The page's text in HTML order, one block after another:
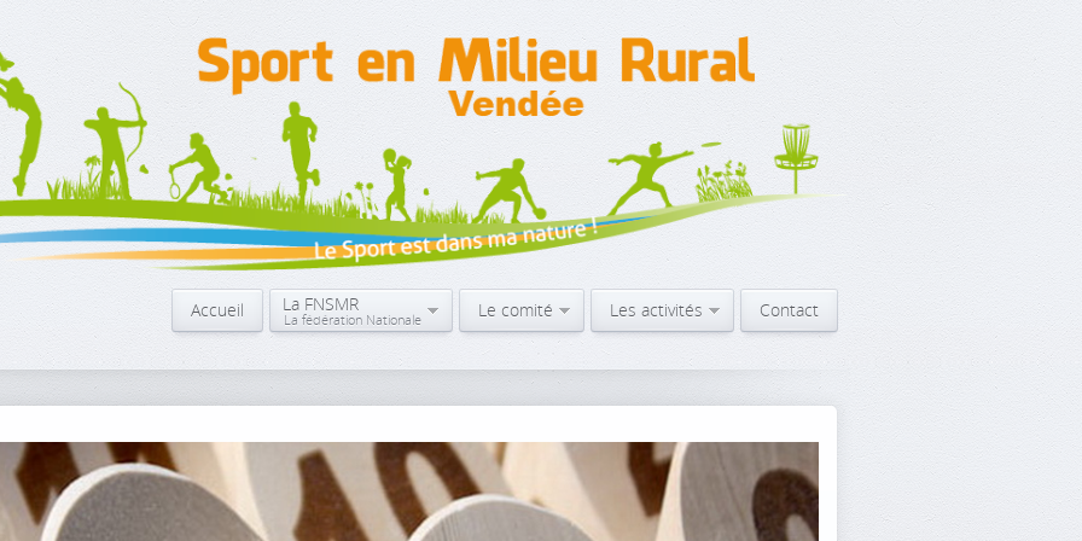
Accueil La FNSMR
La fédération Nationale Le comité Les activités Contact